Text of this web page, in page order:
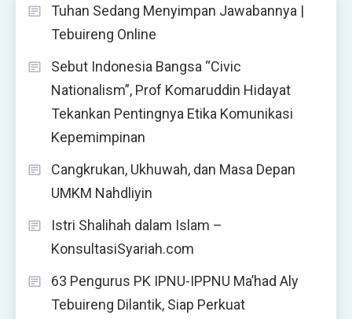
Tuhan Sedang Menyimpan Jawabannya |
Tebuireng Online
Sebut Indonesia Bangsa “Civic
Nationalism”, Prof Komaruddin Hidayat
Tekankan Pentingnya Etika Komunikasi
Kepemimpinan
Cangkrukan, Ukhuwah, dan Masa Depan
UMKM Nahdliyin
Istri Shalihah dalam Islam –
KonsultasiSyariah.com
63 Pengurus PK IPNU-IPPNU Ma’had Aly
Tebuireng Dilantik, Siap Perkuat